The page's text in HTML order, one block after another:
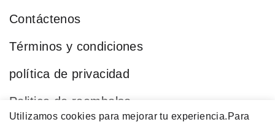
Utilizamos cookies para mejorar tu experiencia. Para
Contáctenos
Términos y condiciones
política de privacidad
Politica de reembolso